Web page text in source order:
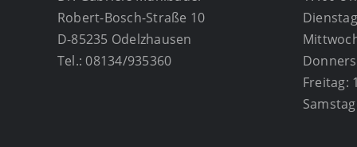
Robert-Bosch-Straße 10
D-85235 Odelzhausen
Tel.: 08134/935360
Freitag: